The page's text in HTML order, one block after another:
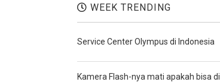
WEEK TRENDING
Service Center Olympus di Indonesia
Kamera Flash-nya mati apakah bisa di